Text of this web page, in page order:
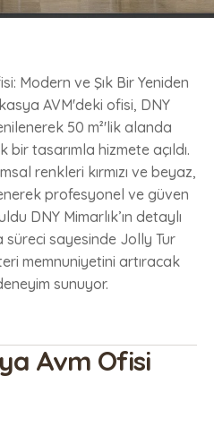
Modern ve Şık Bir Yeniden
AVM'deki ofisi, DNY
50 m²'lik alanda
tasarımla hizmete açıldı.
renkleri kırmızı ve beyaz,
profesyonel ve güven
DNY Mimarlık’ın detaylı
sayesinde Jolly Tur
memnuniyetini artıracak
sunuyor.
Avm Ofisi